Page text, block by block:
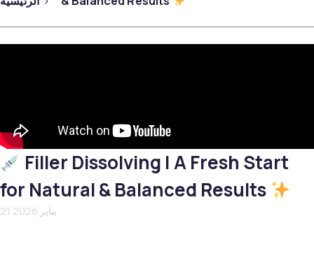
Filler Dissolving | A Fresh Start
for Natural & Balanced Results
21 يناير 2026